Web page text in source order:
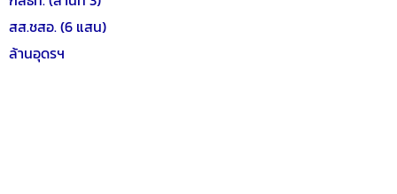
สส.ชสอ. (6 แสน)
ล้านอุดรฯ